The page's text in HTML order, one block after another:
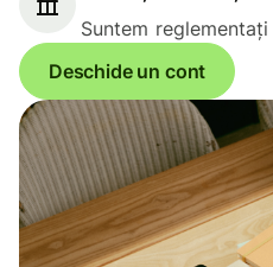
Suntem
Deschide un cont